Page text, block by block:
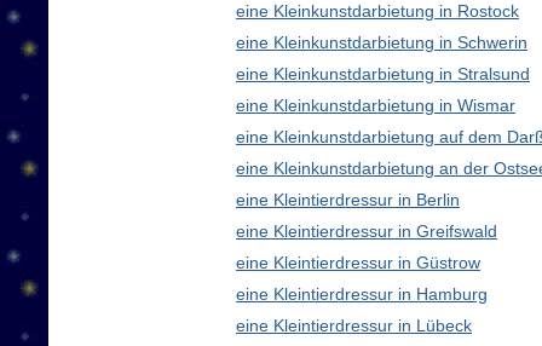
eine Kleinkunstdarbietung in Rostock
eine Kleinkunstdarbietung in Schwerin
eine Kleinkunstdarbietung in Stralsund
eine Kleinkunstdarbietung in Wismar
eine Kleinkunstdarbietung auf dem
eine Kleinkunstdarbietung an der
eine Kleintierdressur in Berlin
eine Kleintierdressur in Greifswald
eine Kleintierdressur in Güstrow
eine Kleintierdressur in Hamburg
eine Kleintierdressur in Lübeck